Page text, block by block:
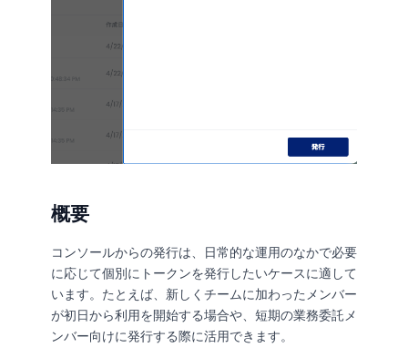
概要
コンソールからの発行は、日常的な運用のなかで必要
に応じて個別にトークンを発行したいケースに適して
います。たとえば、新しくチームに加わったメンバー
が初日から利用を開始する場合や、短期の業務委託メ
ンバー向けに発行する際に活用できます。